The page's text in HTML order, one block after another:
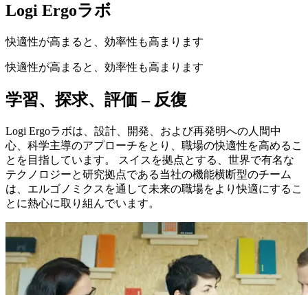
Logi Ergoラボ
快適性が高まると、効率性も高まります
快適性が高まると、効率性も高まります
学習、探求、評価 – 反復
Logi Ergoラボは、設計、開発、および再発明への人間中
心、科学主導のアプローチをとり、職場の快適性を高めるこ
とを目指しています。 スイスを拠点とする、世界で有名な
テクノロジーと研究拠点である当社の機能横断型のチーム
は、エルゴノミクスを通して未来の職場をより快適にするこ
とに熱心に取り組んでいます。